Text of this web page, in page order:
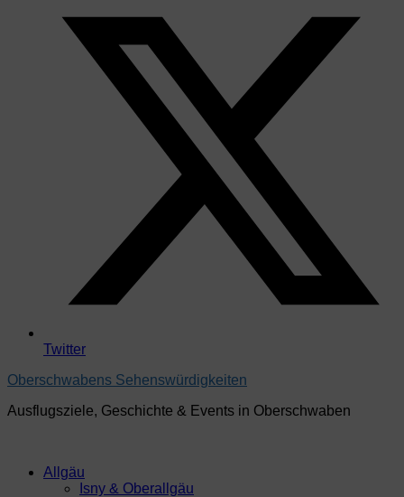
Twitter
Oberschwabens Sehenswürdigkeiten
Ausflugsziele, Geschichte & Events in Oberschwaben
Allgäu
Isny & Oberallgäu